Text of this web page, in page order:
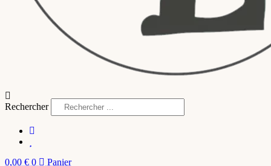
Rechercher
0,00 € 0 Panier